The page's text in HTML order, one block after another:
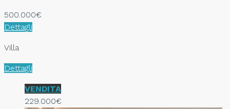
500.000€
Dettagli
Villa
Dettagli
VENDITA
229.000€